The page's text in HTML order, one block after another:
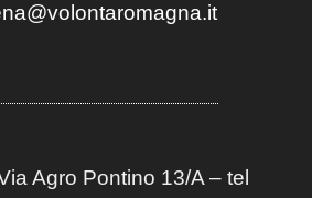
Agro Pontino 13/A– tel